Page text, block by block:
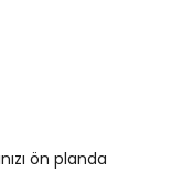
ön planda